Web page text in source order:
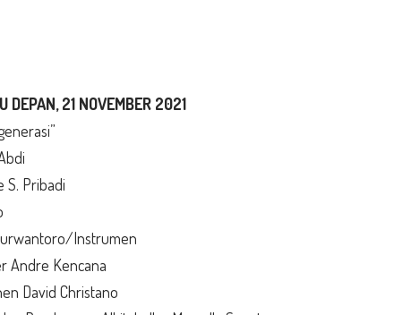
DEPAN, 21 NOVEMBER 2021
Pribadi
Instrumen
Andre Kencana
David Christano